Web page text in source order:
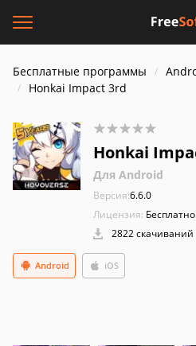
Бесплатные программы
Honkai Impact 3rd
Honkai
Для Android
Версия:6.6.0
Лицензия:
2822 скачиваний
Android iOS